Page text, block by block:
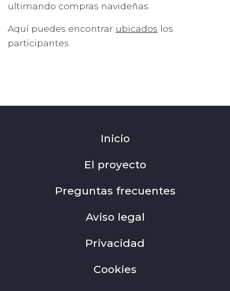
ultimando compras navideñas.
Aquí puedes encontrar ubicados los
participantes.
Inicio
El proyecto
Preguntas frecuentes
Aviso legal
Privacidad
Cookies